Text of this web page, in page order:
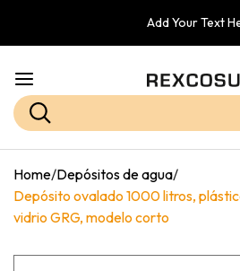
Add Your Text
Home/Depósitos de agua/
Depósito ovalado 1000 litros,
vidrio GRG, modelo corto